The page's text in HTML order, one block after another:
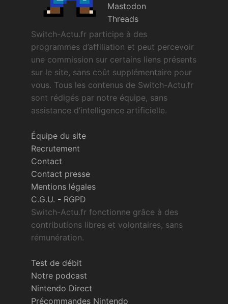
Mastodon
Threads
Switch-Actu.fr participe à des
programmes d’affiliation et peut percevoir
une commission sur certains liens présents
sur le site, sans coût supplémentaire pour
vous. Tous les contenus de Switch-Actu.fr
sont rédigés par notre équipe, sans
assistance d’intelligence artificielle.
Équipe du site
Recrutement
Contact
Contact presse
Mentions légales
C.G.U. - RGPD
Switch-Actu.fr fonctionne grâce à des
contributions libres et volontaires, sans
rémunération.
Test de débit
Notre podcast
Nintendo Direct
Précommandes Nintendo